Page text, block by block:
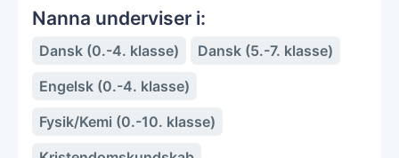
Nanna underviser i:
Dansk (0.-4. klasse)
Dansk (5.-7. klasse)
Engelsk (0.-4. klasse)
Fysik/Kemi (0.-10. klasse)